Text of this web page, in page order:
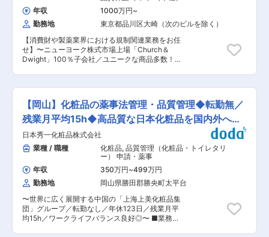
営計画において「商品展開」「海外」「DX」の
３つを成長の軸に据えています。第二創業期を迎
える当社の注力事業である海外展開において、事
す。 ■組織について： 国際市場開発ユニットは7
名で構成されており、主に「営業」「薬事・規制
対応および商品登録」「クリエイティブ」「ロジ
スティクス」の機能を持っています。配属となる
穏やかな雰囲気です。個々のメンバーの業務が偏
らないように、互いにサポートしあいながら仕事
を進めています。 変更の範囲：会社の定める業務
委託製造メーカーとの折衝 ・原料仕入れ先や製造
委託先への品質管理（製造立会い、監査など） ・
クレーム発生時の原因究明、報告書作成 ・安全管
理情報の収集・管理・検討・立案 ・各種申請・届
出の作成、行政対応 ・包材、添付文書・法定表記
のチェック ・社内教育 ◎薬事 ・薬事申請関連書
続 ・商品の成分表示・ラベル・広告・販促物など
の表示チェック ■当社の特徴： 当社は小豆島
る商品の製造、販売までを行う、六次化企業とし
て根を張っています。当社の代表取締役社長は、
数年前、オリーヴへの見識と技術を高めるために
イタリアを訪れた際、樹齢300年と言われるオリ
ーヴが樹海のように広がる光景を目の当たりに
し、深い感動と幸福感に満たされました。それ
は、人間の何倍もの年月を生きているオリーヴの
パワーに圧倒されただけではなく、人智を超えた
自然の営みと恵みを、その土地の人々が何世代に
にオリーヴが介在しているということに深く感動
したのです。同じように、いま当社が植えている
オリーヴが300年先にもしっかりと受け継がれ、
残っていて欲しい。300年後もオリーヴが残って
年収
1000万円~
勤務地
東京都品川区大崎（次のビルを除く）
【消費財や製薬業界における規制関連業務をお任
せ】〜ニューヨーク株式市場上場「Church＆
Dwight」100％子会社／ユニークな商品多数！酸
う企業です〜 ■業務内容： ブランドを日本の代
理店を通じて供給するための規制面での専門知識
と方向性を提供する。 登録業務や、必要に応じて
現地リソースの獲得を管理し、複雑な技術プロジ
ェクトにおける規制戦略を構築する。戦略には、
企業と国内の規制当局間での調整、新製品の可能
性に関するフィードバック提供、管理のデューデ
リジェンス審査を支援するなどの買収行動のサポ
ートが含まれる。新たに出現する規制を分析し、
ジュニアチームメンバーへの技術的指導を行う。
部門の主要技術インターフェースとしての役割を
果たす。 ■同社の強み： マーケティング→プラン
ニング→クリエイティブ→プロモーション→セー
ルスの5つのプロセスを一貫性を持って徹底的か
つ戦略的に具現化できることです。つねに消費者
の立場で考え、ニーズを把握することで、独自性
【岡山】化粧品の薬事法管理・品質管理◆転勤無／
残業月平均15h◆高品質な日本化粧品を国内外へ提
供◎
日本秀一化粧品株式会社
業種 / 職種
化粧品, 品質管理（化粧品・トイレタリ
ー） 申請・薬事
年収
350万円~499万円
勤務地
岡山県勝田郡勝央町太平台
〜世界に広く展開する中国の「上海上美化粧品集
団」グループ／転勤なし／年休123日／残業月平
均15h／ワークライフバランス良好◎〜 ■業務内